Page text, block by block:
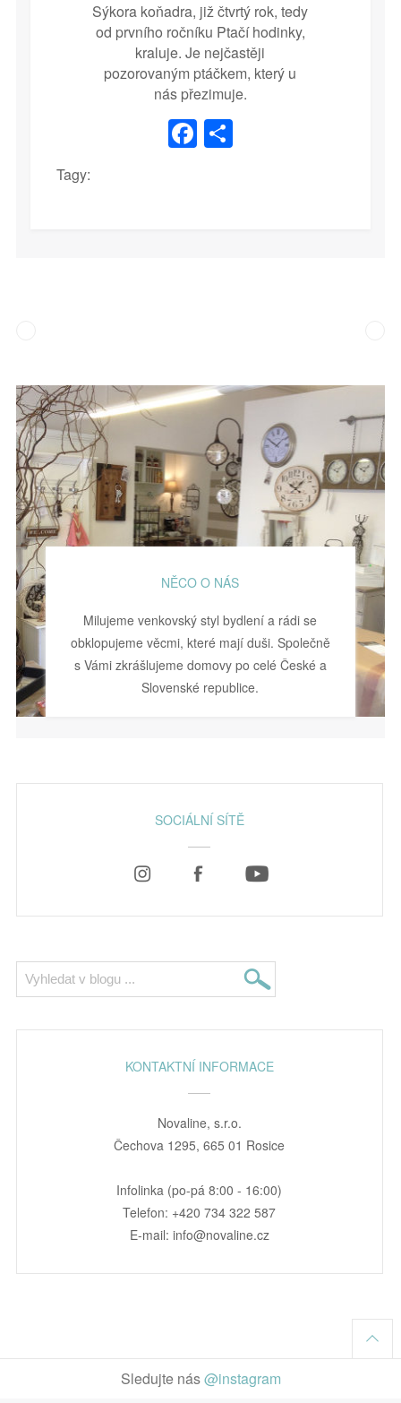
Sýkora koňadra, již čtvrtý rok, tedy
od prvního ročníku Ptačí hodinky,
kraluje. Je nejčastěji
pozorovaným ptáčkem, který u
nás přezimuje.
Facebook
Share
Tagy:
NĚCO O NÁS
Milujeme venkovský styl bydlení a rádi se
obklopujeme věcmi, které mají duši. Společně
s Vámi zkrášlujeme domovy po celé České a
Slovenské republice.
SOCIÁLNÍ SÍTĚ
KONTAKTNÍ INFORMACE
Novaline, s.r.o.
Čechova 1295, 665 01 Rosice
Infolinka (po-pá 8:00 - 16:00)
Telefon: +420 734 322 587
E-mail: info@novaline.cz
Sledujte nás@instagram